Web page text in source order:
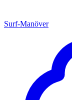
Surf-Manöver